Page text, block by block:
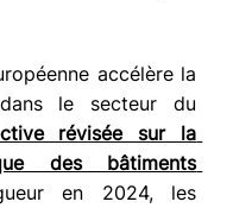
accélère la
le secteur du
révisée sur la
des bâtiments
en 2024, les